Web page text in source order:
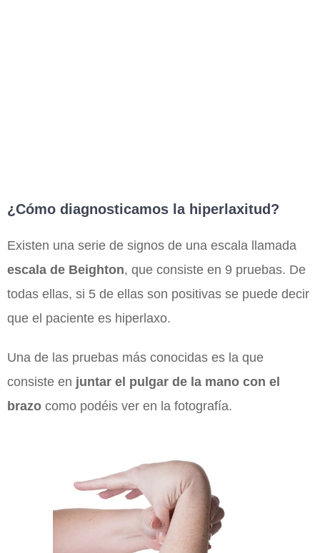
¿Cómo diagnosticamos la hiperlaxitud?
Existen una serie de signos de una escala llamada
escala de Beighton, que consiste en 9 pruebas. De
todas ellas, si 5 de ellas son positivas se puede decir
que el paciente es hiperlaxo.
Una de las pruebas más conocidas es la que
consiste en juntar el pulgar de la mano con el
brazo como podéis ver en la fotografía.